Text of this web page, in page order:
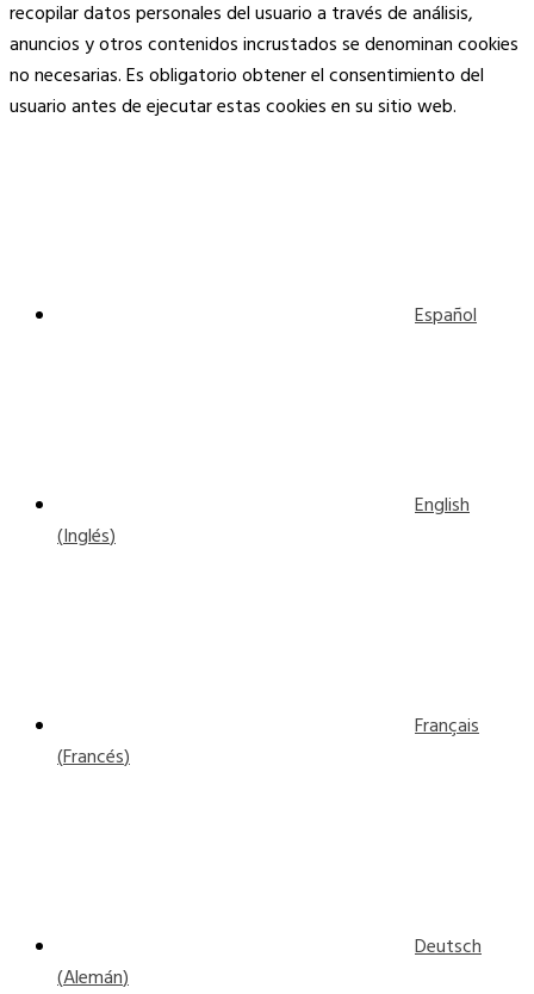
recopilar datos personales del usuario a través de análisis,
anuncios y otros contenidos incrustados se denominan cookies
no necesarias. Es obligatorio obtener el consentimiento del
usuario antes de ejecutar estas cookies en su sitio web.
Español
English
(Inglés)
Français
(Francés)
Deutsch
(Alemán)